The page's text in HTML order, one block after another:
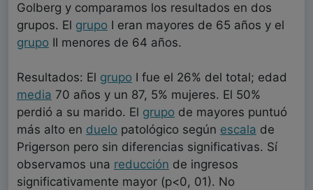
Golberg y comparamos los resultados en dos
grupos. El grupo I eran mayores de 65 años y el
grupo II menores de 64 años.
Resultados: El grupo I fue el 26% del total; edad
media 70 años y un 87, 5% mujeres. El 50%
perdió a su marido. El grupo de mayores puntuó
más alto en duelo patológico según escala de
Prigerson pero sin diferencias significativas. Sí
observamos una reducción de ingresos
significativamente mayor (p<0, 01). No